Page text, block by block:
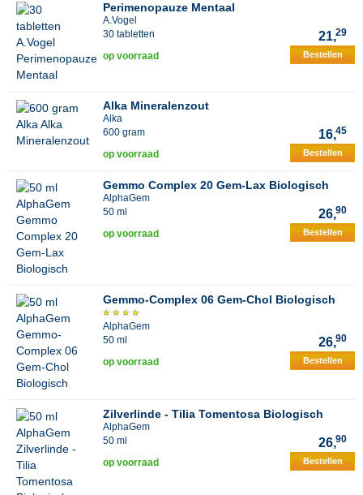
Perimenopauze Mentaal
A.Vogel
30 tabletten
21,29
op voorraad Bestellen
Alka Mineralenzout
Alka
600 gram
16,45
op voorraad Bestellen
Gemmo Complex 20 Gem-Lax Biologisch
AlphaGem
50 ml
26,90
op voorraad Bestellen
Gemmo-Complex 06 Gem-Chol Biologisch
AlphaGem
50 ml
26,90
op voorraad Bestellen
Zilverlinde - Tilia Tomentosa Biologisch
AlphaGem
50 ml
26,90
op voorraad Bestellen